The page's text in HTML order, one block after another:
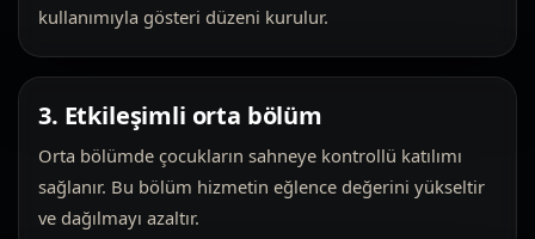
kullanımıyla gösteri düzeni kurulur.
3. Etkileşimli orta bölüm
Orta bölümde çocukların sahneye kontrollü katılımı
sağlanır. Bu bölüm hizmetin eğlence değerini yükseltir
ve dağılmayı azaltır.